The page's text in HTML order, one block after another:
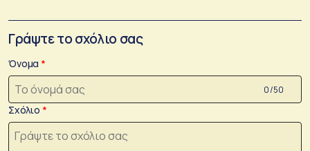
Γράψτε το σχόλιο σας
Όνομα
0 /50
Σχόλιο